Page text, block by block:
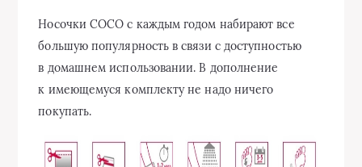
Носочки СОСО с каждым годом набирают все
большую популярность в связи с доступностью
в домашнем использовании. В дополнение
к имеющемуся комплекту не надо ничего
покупать.